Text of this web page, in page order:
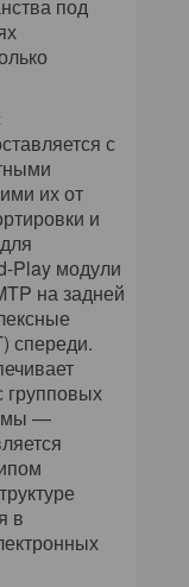
под
с
их от
и
Play модули
на задней
спереди.
групповых
—
в